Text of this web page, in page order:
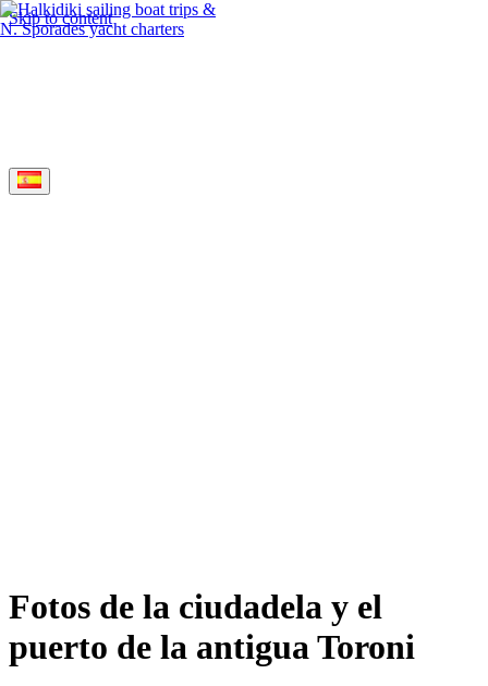
Skip to content
Fotos de la ciudadela y el
puerto de la antigua Toroni